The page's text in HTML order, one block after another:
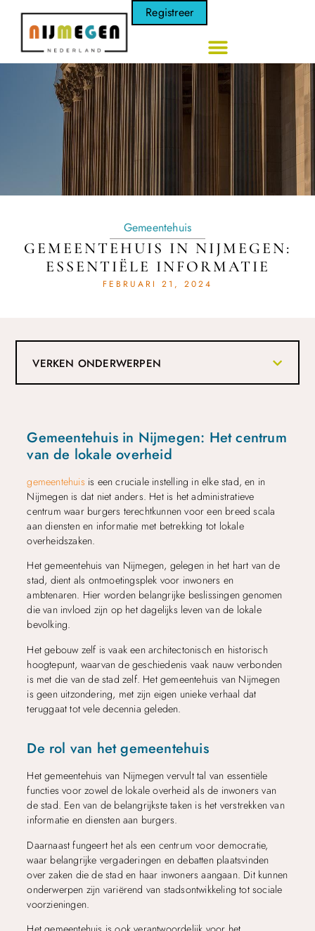
Registreer
Gemeentehuis
GEMEENTEHUIS IN NIJMEGEN:
ESSENTIËLE INFORMATIE
FEBRUARI 21, 2024
Gemeentehuis in Nijmegen: Het centrum
van de lokale overheid
gemeentehuis is een cruciale instelling in elke stad, en in
Nijmegen is dat niet anders. Het is het administratieve
centrum waar burgers terechtkunnen voor een breed scala
aan diensten en informatie met betrekking tot lokale
overheidszaken.
Het gemeentehuis van Nijmegen, gelegen in het hart van de
stad, dient als ontmoetingsplek voor inwoners en
ambtenaren. Hier worden belangrijke beslissingen genomen
die van invloed zijn op het dagelijks leven van de lokale
bevolking.
Het gebouw zelf is vaak een architectonisch en historisch
hoogtepunt, waarvan de geschiedenis vaak nauw verbonden
is met die van de stad zelf. Het gemeentehuis van Nijmegen
is geen uitzondering, met zijn eigen unieke verhaal dat
teruggaat tot vele decennia geleden.
De rol van het gemeentehuis
Het gemeentehuis van Nijmegen vervult tal van essentiële
functies voor zowel de lokale overheid als de inwoners van
de stad. Een van de belangrijkste taken is het verstrekken van
informatie en diensten aan burgers.
Daarnaast fungeert het als een centrum voor democratie,
waar belangrijke vergaderingen en debatten plaatsvinden
over zaken die de stad en haar inwoners aangaan. Dit kunnen
onderwerpen zijn variërend van stadsontwikkeling tot sociale
voorzieningen.
VERKEN ONDERWERPEN